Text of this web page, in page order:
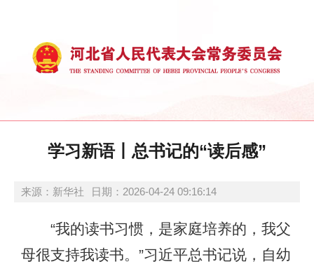
学习新语丨总书记的“读后感”
来源：新华社 日期：2026-04-24 09:16:14
“我的读书习惯，是家庭培养的，我父
母很支持我读书。”习近平总书记说，自幼